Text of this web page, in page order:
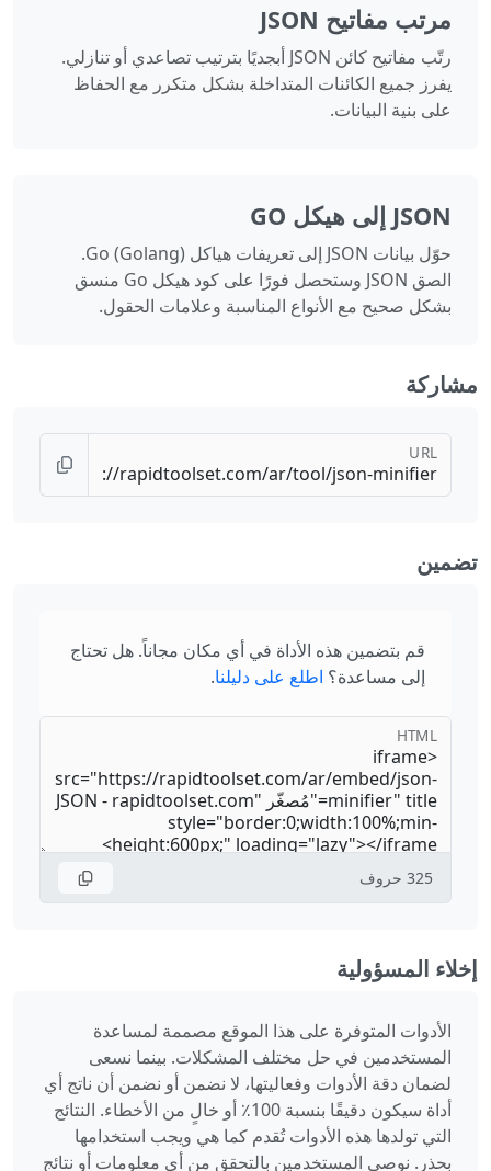
مرتب مفاتيح JSON
رتّب مفاتيح كائن JSON أبجديًا بترتيب تصاعدي أو تنازلي.
يفرز جميع الكائنات المتداخلة بشكل متكرر مع الحفاظ
على بنية البيانات.
JSON إلى هيكل GO
حوّل بيانات JSON إلى تعريفات هياكل Go (Golang).
الصق JSON وستحصل فورًا على كود هيكل Go منسق
بشكل صحيح مع الأنواع المناسبة وعلامات الحقول.
مشاركة
URL
تضمين
قم بتضمين هذه الأداة في أي مكان مجاناً. هل تحتاج
إلى مساعدة؟ اطلع على دليلنا.
HTML
325 حروف
إخلاء المسؤولية
الأدوات المتوفرة على هذا الموقع مصممة لمساعدة
المستخدمين في حل مختلف المشكلات. بينما نسعى
لضمان دقة الأدوات وفعاليتها، لا نضمن أو نضمن أن ناتج أي
أداة سيكون دقيقًا بنسبة 100٪ أو خالٍ من الأخطاء. النتائج
التي تولدها هذه الأدوات تُقدم كما هي ويجب استخدامها
بحذر. نوصي المستخدمين بالتحقق من أي معلومات أو نتائج